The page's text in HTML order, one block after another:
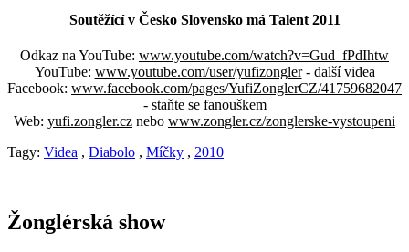
Soutěžící v Česko Slovensko má Talent 2011
Odkaz na YouTube: www.youtube.com/watch?v=Gud_fPdIhtw
YouTube: www.youtube.com/user/yufizongler- další videa
Facebook: www.facebook.com/pages/YufiZonglerCZ/41759682047
- staňte se fanouškem
Web: yufi.zongler.cz nebo www.zongler.cz/zonglerske-vystoupeni
Tagy: Videa , Diabolo , Míčky , 2010
Žonglérská show